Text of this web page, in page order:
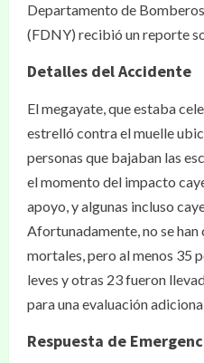
Departamento de
(FDNY) recibió un reporte
Detalles del Accidente
El megayate, que estaba
estrelló contra el muelle
personas que bajaban las
el momento del impacto
apoyo, y algunas incluso
Afortunadamente, no se
mortales, pero al menos 35
leves y otras 23 fueron
para una evaluación
Respuesta de